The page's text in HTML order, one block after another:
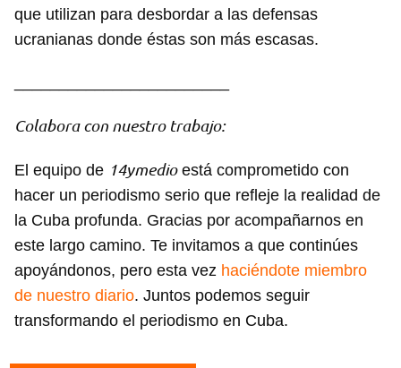
que utilizan para desbordar a las defensas
ucranianas donde éstas son más escasas.
Colabora con nuestro trabajo:
El equipo de 14ymedioestá comprometido con
hacer un periodismo serio que refleje la realidad de
la Cuba profunda. Gracias por acompañarnos en
este largo camino. Te invitamos a que continúes
apoyándonos, pero esta vez haciéndote miembro
de nuestro diario. Juntos podemos seguir
transformando el periodismo en Cuba.